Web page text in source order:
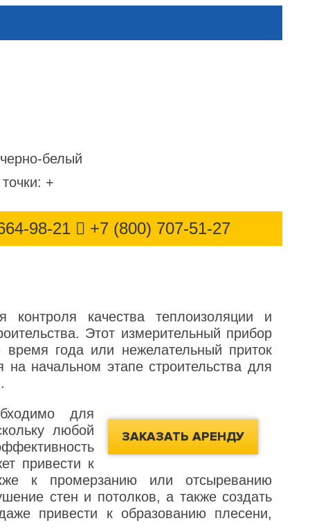
белый
+
98-21 +7 (800) 707-51-27
контроля качества теплоизоляции и
Этот измерительный прибор
время года или нежелательный приток
начальном этапе строительства для
ЗАКАЗАТЬ АРЕНДУ
для
любой
привести к
к промерзанию или отсыреванию
стен и потолков, а также создать
привести к образованию плесени,